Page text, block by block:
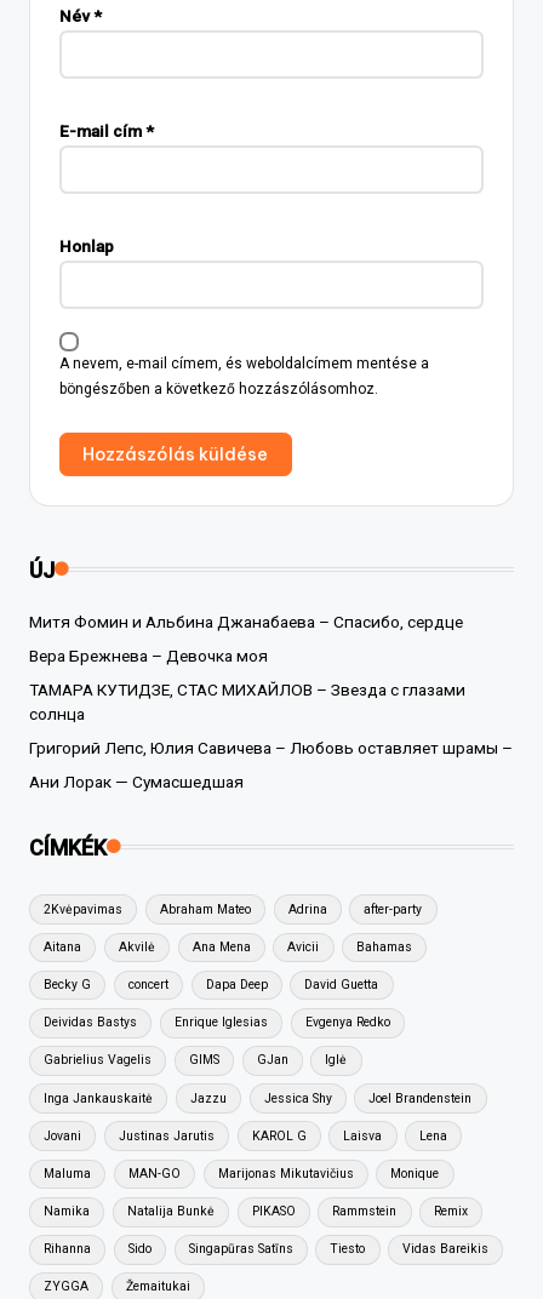
Név*
E-mail cím*
Honlap
A nevem, e-mail címem, és weboldalcímem mentése a
böngészőben a következő hozzászólásomhoz.
ÚJ
Митя Фомин и Альбина Джанабаева – Спасибо, сердце
Вера Брежнева – Девочка моя
ТАМАРА КУТИДЗЕ, СТАС МИХАЙЛОВ – Звезда с глазами
солнца
Григорий Лепс, Юлия Савичева – Любовь оставляет шрамы –
Ани Лорак — Сумасшедшая
CÍMKÉK
2Kvėpavimas Abraham Mateo Adrina after-party
Aitana Akvilė Ana Mena Avicii Bahamas
Becky G concert Dapa Deep David Guetta
Deividas Bastys Enrique Iglesias Evgenya Redko
Gabrielius Vagelis GIMS GJan Iglė
Inga Jankauskaitė Jazzu Jessica Shy Joel Brandenstein
Jovani Justinas Jarutis KAROL G Laisva Lena
Maluma MAN-GO Marijonas Mikutavičius Monique
Namika Natalija Bunkė PIKASO Rammstein Remix
Rihanna Sido Singapūras Satīns Tiesto Vidas Bareikis
ZYGGA Žemaitukai